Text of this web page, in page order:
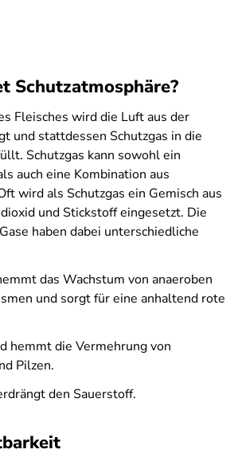
Schutzatmosphäre?
Fleisches wird die Luft aus der
und stattdessen Schutzgas in die
Schutzgas kann sowohl ein
auch eine Kombination aus
wird als Schutzgas ein Gemisch aus
und Stickstoff eingesetzt. Die
haben dabei unterschiedliche
das Wachstum von anaeroben
und sorgt für eine anhaltend rote
hemmt die Vermehrung von
Pilzen.
den Sauerstoff.